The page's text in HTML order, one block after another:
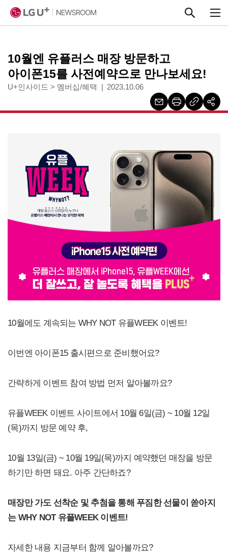
10월엔 유플러스 매장 방문하고
아이폰15를 사전예약으로 만나보세요!
U+인사이드 > 멤버십/혜택 2023.10.06
10월에도 계속되는 WHY NOT 유플WEEK 이벤트!
이번엔 아이폰15 출시편으로 준비했어요?
간략하게 이벤트 참여 방법 먼저 알아볼까요?
유플WEEK 이벤트 사이트에서 10월 6일(금) ~ 10월 12일
(목)까지 방문 예약 후,
10월 13일(금) ~ 10월 19일(목)까지 예약했던 매장을 방문
하기만 하면 돼요. 아주 간단하죠?
매장만 가도 선착순 및 추첨을 통해 푸짐한 선물이 쏟아지
는 WHY NOT 유플WEEK 이벤트!
자세한 내용 지금부터 함께 알아볼까요?